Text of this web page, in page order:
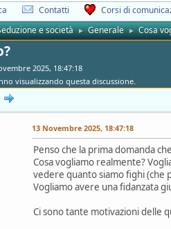
Contatti
Corsi di
e società ► Generale ► Cosa
2025, 18:47:18
visualizzando questa discussione.
13 Novembre 2025, 18:47:18
Penso che la prima domanda
Cosa vogliamo realmente?
vedere quanto siamo fighi (che
Vogliamo avere una fidanzata
Ci sono tante motivazioni delle